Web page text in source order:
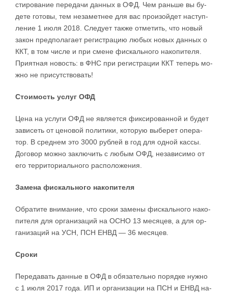
сти­ро­ва­ние пе­ре­да­чи дан­ных в ОФД. Чем ра­нь­ше вы бу­
де­те го­то­вы, тем не­за­мет­нее для вас про­и­зой­дет на­сту­п­
ле­ние 1 июля 2018. Сле­ду­ет та­к­же от­ме­тить, что но­вый
за­кон пред­по­ла­га­ет ре­ги­стра­цию лю­бых но­вых дан­ных о
ККТ, в том чис­ле и при сме­не фис­каль­но­го на­ко­пи­те­ля.
При­ят­ная но­во­сть: в ФНС при ре­ги­стра­ции ККТ те­перь мо­
ж­но не при­сут­ство­вать­!
Сто­и­мость услуг ОФД
Це­на на услу­ги ОФД не яв­ля­ет­ся фи­к­си­ро­ван­ной и бу­дет
за­ви­сеть от це­но­вой по­ли­ти­ки, ко­то­рую вы­бе­рет опе­ра­
тор. В сред­нем это 3000 руб­лей в год для од­ной кас­сы.
До­го­вор мо­ж­но за­клю­чить с лю­бым ОФД, не­за­ви­си­мо от
его тер­ри­то­ри­аль­но­го рас­по­ло­же­ния.
За­ме­на фис­каль­но­го на­ко­пи­те­ля
Обра­ти­те вни­ма­ние, что сро­ки за­ме­ны фис­каль­но­го на­ко­
пи­те­ля для ор­га­ни­за­ций на ОСНО 13 ме­ся­цев, а для ор­
га­ни­за­ций на УСН, ПСН ЕНВД — 36 ме­ся­цев.
Сро­ки
Пе­ре­да­вать дан­ные в ОФД в обя­за­тель­но по­ряд­ке ну­ж­но
с 1 июля 2017 го­да. ИП и ор­га­ни­за­ции на ПСН и ЕНВД на­